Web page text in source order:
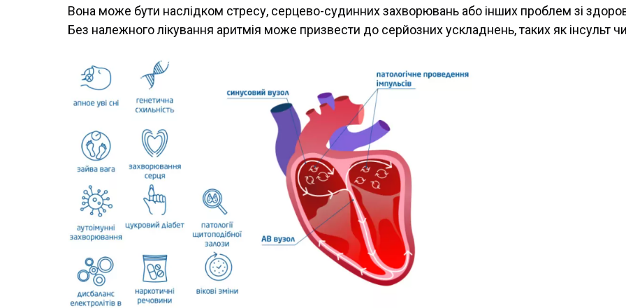
Вона може бути наслідком стресу, серцево-судинних захворювань або інших проблем зі
Без належного лікування аритмія може призвести до серйозних ускладнень, таких як інсульт